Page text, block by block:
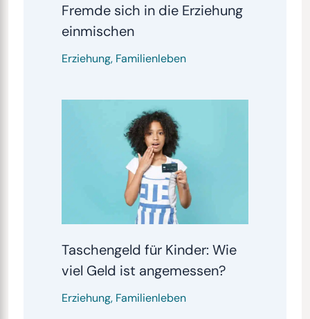
Fremde sich in die Erziehung
einmischen
Erziehung, Familienleben
Taschengeld für Kinder: Wie
viel Geld ist angemessen?
Erziehung, Familienleben